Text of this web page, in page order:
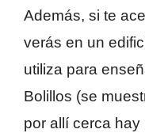
Además, si te
verás en un
utiliza para
Bolillos (se
por allí cerca